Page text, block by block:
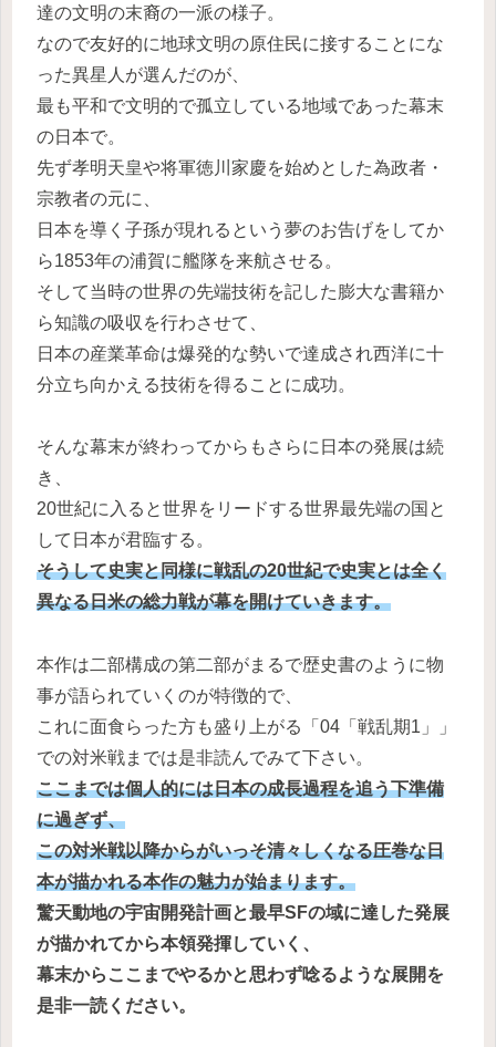
達の文明の末裔の一派の様子。
なので友好的に地球文明の原住民に接することにな
った異星人が選んだのが、
最も平和で文明的で孤立している地域であった幕末
の日本で。
先ず孝明天皇や将軍徳川家慶を始めとした為政者・
宗教者の元に、
日本を導く子孫が現れるという夢のお告げをしてか
ら1853年の浦賀に艦隊を来航させる。
そして当時の世界の先端技術を記した膨大な書籍か
ら知識の吸収を行わさせて、
日本の産業革命は爆発的な勢いで達成され西洋に十
分立ち向かえる技術を得ることに成功。
そんな幕末が終わってからもさらに日本の発展は続
き、
20世紀に入ると世界をリードする世界最先端の国と
して日本が君臨する。
そうして史実と同様に戦乱の20世紀で史実とは全く
異なる日米の総力戦が幕を開けていきます。
本作は二部構成の第二部がまるで歴史書のように物
事が語られていくのが特徴的で、
これに面食らった方も盛り上がる「04「戦乱期1」」
での対米戦までは是非読んでみて下さい。
ここまでは個人的には日本の成長過程を追う下準備
に過ぎず、
この対米戦以降からがいっそ清々しくなる圧巻な日
本が描かれる本作の魅力が始まります。
驚天動地の宇宙開発計画と最早SFの域に達した発展
が描かれてから本領発揮していく、
幕末からここまでやるかと思わず唸るような展開を
是非一読ください。